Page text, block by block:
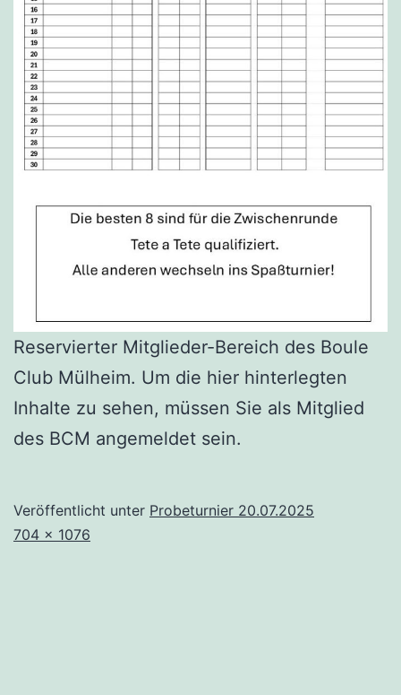
Reservierter Mitglieder-Bereich des Boule
Club Mülheim. Um die hier hinterlegten
Inhalte zu sehen, müssen Sie als Mitglied
des BCM angemeldet sein.
Veröffentlicht unter Probeturnier 20.07.2025
Originalgröße
704 × 1076